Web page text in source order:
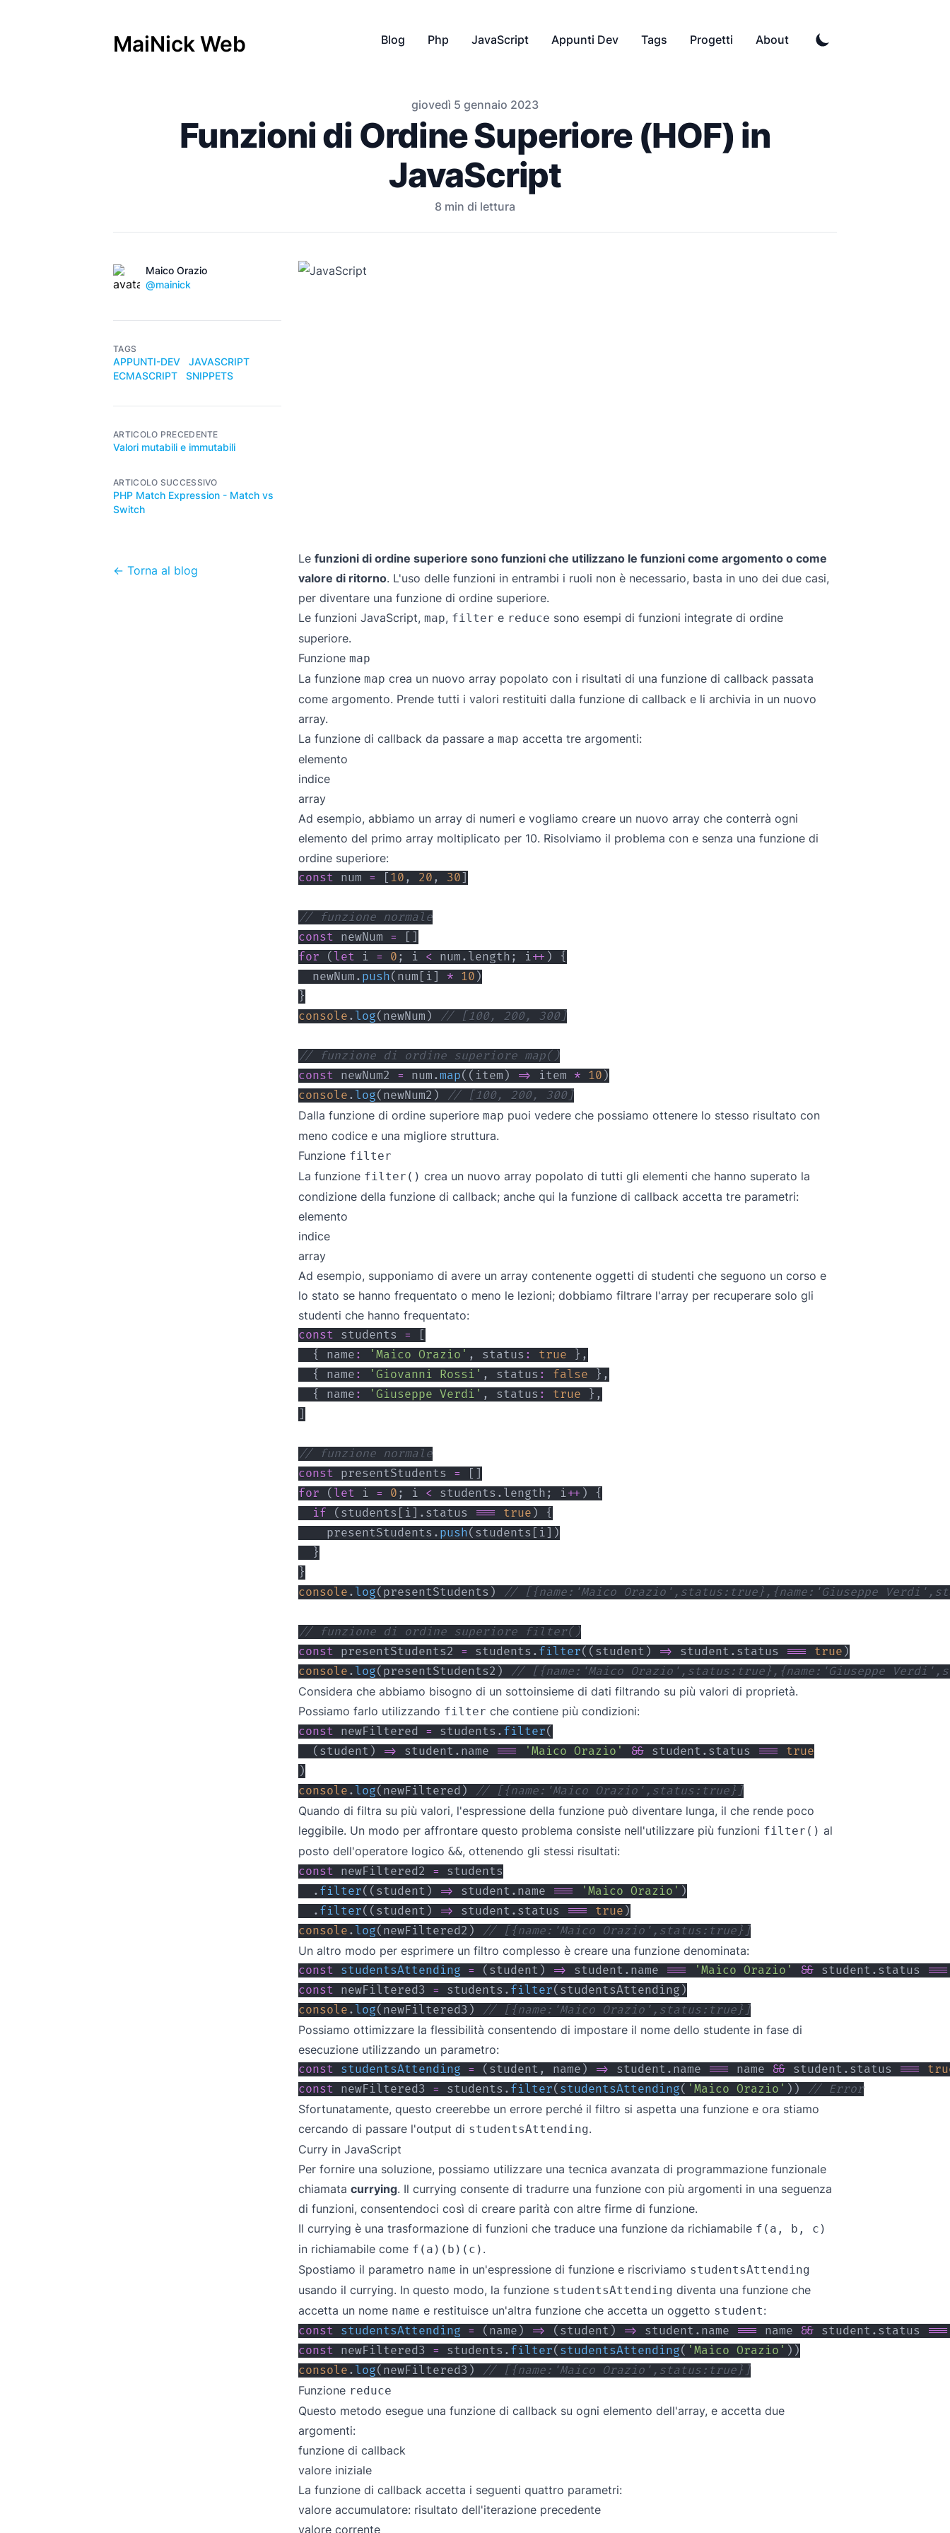
MaiNick Web Blog Php JavaScript Appunti Dev Tags Progetti About
giovedì 5 gennaio 2023
Funzioni di Ordine Superiore (HOF) in
JavaScript
8 min di lettura
Autori Name
Maico Orazio
Twitter
@mainick
Le funzioni di ordine superiore sono funzioni che utilizzano le funzioni come argomento o come
valore di ritorno. L'uso delle funzioni in entrambi i ruoli non è necessario, basta in uno dei due casi,
per diventare una funzione di ordine superiore.
Le funzioni JavaScript, map, filter e reduce sono esempi di funzioni integrate di ordine
superiore.
Funzione map
La funzione map crea un nuovo array popolato con i risultati di una funzione di callback passata
come argomento. Prende tutti i valori restituiti dalla funzione di callback e li archivia in un nuovo
array.
La funzione di callback da passare a map accetta tre argomenti:
elemento
indice
array
Ad esempio, abbiamo un array di numeri e vogliamo creare un nuovo array che conterrà ogni
elemento del primo array moltiplicato per 10. Risolviamo il problema con e senza una funzione di
ordine superiore:
const num = 10 , 20 , 30
// funzione normale
const newNum =
for
( let i = 0 ; i < num . length ; i++ )
{
  newNum
. push( num i * 10 )
}
console . log( newNum ) // [100, 200, 300]
// funzione di ordine superiore map()
const newNum2 = num .map( ( item ) => item * 10 )
console . log( newNum2 )
// [100, 200, 300]
Dalla funzione di ordine superiore map puoi vedere che possiamo ottenere lo stesso risultato con
meno codice e una migliore struttura.
Funzione filter
La funzione filter() crea un nuovo array popolato di tutti gli elementi che hanno superato la
condizione della funzione di callback; anche qui la funzione di callback accetta tre parametri:
elemento
indice
array
Ad esempio, supponiamo di avere un array contenente oggetti di studenti che seguono un corso e
lo stato se hanno frequentato o meno le lezioni; dobbiamo filtrare l'array per recuperare solo gli
studenti che hanno frequentato:
const students =
{
name : 'Maico Orazio' , status : true } ,
{
name : 'Giovanni Rossi' , status : false } ,
{
name : 'Giuseppe Verdi' , status : true } ,
// funzione normale
const presentStudents =
for
( let i = 0 ; i < students . length ; i++ )
{
if
( students i . status === true )
{
    presentStudents
. push( students i
)
}
}
console . log( presentStudents ) // [{name:'Maico Orazio',status:true},{name:'Giuseppe
// funzione di ordine superiore filter()
const presentStudents2 = students . filter( ( student ) => student . status === true )
console . log( presentStudents2 )
// [{name:'Maico Orazio',status:true},{name:'Giuseppe
Considera che abbiamo bisogno di un sottoinsieme di dati filtrando su più valori di proprietà.
Possiamo farlo utilizzando filter che contiene più condizioni:
const newFiltered = students . filter(
( student ) => student . name === 'Maico Orazio' && student . status ===
true
)
console . log( newFiltered )
// [{name:'Maico Orazio',status:true}]
Quando di filtra su più valori, l'espressione della funzione può diventare lunga, il che rende poco
leggibile. Un modo per affrontare questo problema consiste nell'utilizzare più funzioni filter() al
posto dell'operatore logico &&, ottenendo gli stessi risultati:
const newFiltered2 =
. filter( ( student ) => student . name === 'Maico Orazio' )
. filter( ( student ) => student . status === true )
console . log( newFiltered2 )
// [{name:'Maico Orazio',status:true}]
Un altro modo per esprimere un filtro complesso è creare una funzione denominata:
const studentsAttending = ( student ) => student . name === 'Maico Orazio' && student . status
===
const newFiltered3 = students . filter( studentsAttending )
console . log( newFiltered3 )
// [{name:'Maico Orazio',status:true}]
Possiamo ottimizzare la flessibilità consentendo di impostare il nome dello studente in fase di
esecuzione utilizzando un parametro:
const studentsAttending = ( student , name ) => student . name === name && student . status ===
const newFiltered3 = students . filter( studentsAttending( 'Maico Orazio' ) )
// Error
Sfortunatamente, questo creerebbe un errore perché il filtro si aspetta una funzione e ora stiamo
cercando di passare l'output di studentsAttending.
Curry in JavaScript
Per fornire una soluzione, possiamo utilizzare una tecnica avanzata di programmazione funzionale
chiamata currying. Il currying consente di tradurre una funzione con più argomenti in una seguenza
di funzioni, consentendoci così di creare parità con altre firme di funzione.
Il currying è una trasformazione di funzioni che traduce una funzione da richiamabile f(a, b, c)
in richiamabile come f(a)(b)(c) .
Spostiamo il parametro name in un'espressione di funzione e riscriviamo studentsAttending
usando il currying. In questo modo, la funzione studentsAttending diventa una funzione che
accetta un nome name e restituisce un'altra funzione che accetta un oggetto student:
const studentsAttending = ( name ) => ( student ) => student . name === name && student . status
===
const newFiltered3 = students . filter( studentsAttending( 'Maico Orazio' ) )
console . log( newFiltered3 )
// [{name:'Maico Orazio',status:true}]
Funzione reduce
Questo metodo esegue una funzione di callback su ogni elemento dell'array, e accetta due
argomenti:
funzione di callback
valore iniziale
La funzione di callback accetta i seguenti quattro parametri:
valore accumulatore: risultato dell'iterazione precedente
valore corrente
TAGS
APPUNTI-DEV
JAVASCRIPT
ECMASCRIPT
SNIPPETS
ARTICOLO PRECEDENTE
Valori mutabili e immutabili
ARTICOLO SUCCESSIVO
PHP Match Expression - Match vs
Switch
← Torna al blog